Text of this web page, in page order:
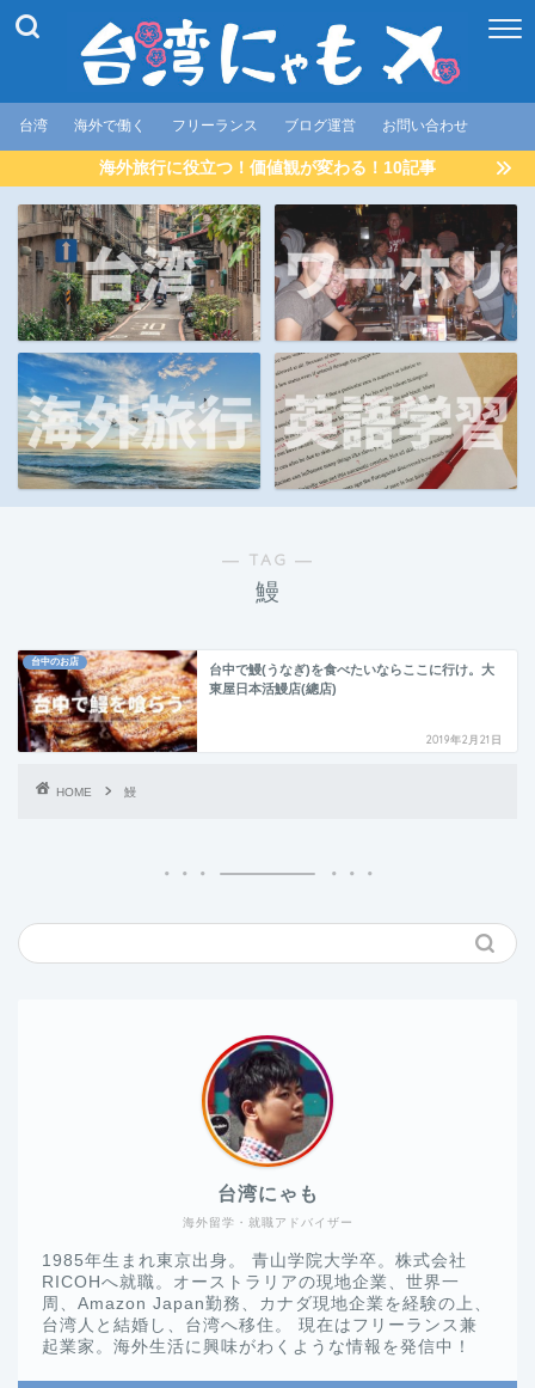
台湾 海外で働く フリーランス ブログ運営 お問い合わせ
海外旅行に役立つ！価値観が変わる！10記事
― TAG ―
鰻
台中のお店
台中で鰻(うなぎ)を食べたいならここに行け。大
東屋日本活鰻店(總店)
2019年2月21日
HOME 鰻
海外留学・就職アドバイザー
台湾にゃも
1985年生まれ東京出身。 青山学院大学卒。株式会社
RICOHへ就職。オーストラリアの現地企業、世界一
周、Amazon Japan勤務、カナダ現地企業を経験の上、
台湾人と結婚し、台湾へ移住。 現在はフリーランス兼
起業家。海外生活に興味がわくような情報を発信中！